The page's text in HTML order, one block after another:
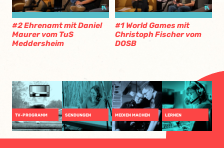
#2 Ehrenamt mit Daniel
Maurer vom TuS
Meddersheim
#1 World Games mit
Christoph Fischer vom
DOSB
TV-PROGRAMM SENDUNGEN MEDIEN MACHEN LERNEN